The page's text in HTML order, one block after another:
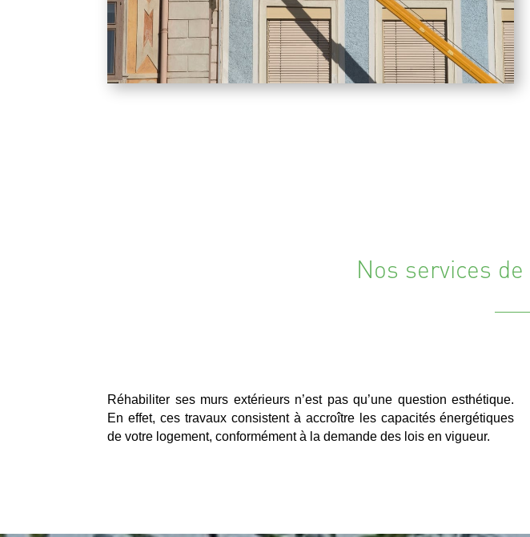
Nos services
Réhabiliter ses murs extérieurs n’est pas qu’une question esthétique.
En effet, ces travaux consistent à accroître les capacités énergétiques
de votre logement, conformément à la demande des lois en vigueur.